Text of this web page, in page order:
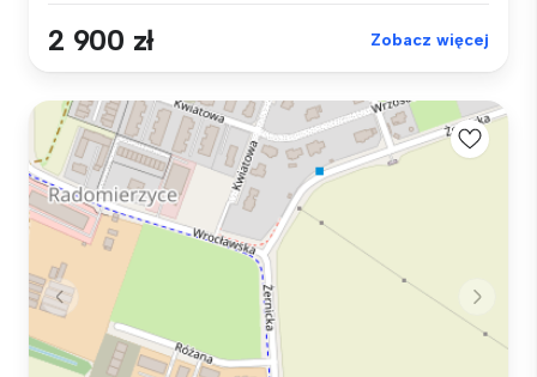
2 900 zł Zobacz więcej